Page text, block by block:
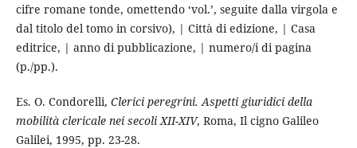
cifre romane tonde, omettendo ‘vol.’, seguite dalla virgola e
dal titolo del tomo in corsivo), | Città di edizione, | Casa
editrice, | anno di pubblicazione, | numero/i di pagina
(p./pp.).
Es. O. Condorelli, Clerici peregrini. Aspetti giuridici della
mobilità clericale nei secoli XII-XIV, Roma, Il cigno Galileo
Galilei, 1995, pp. 23-28.